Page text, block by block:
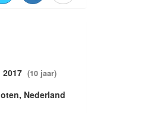
2017 (10 jaar)
Nederland